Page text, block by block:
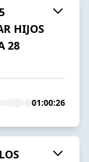
HIJOS
28
01:00:26